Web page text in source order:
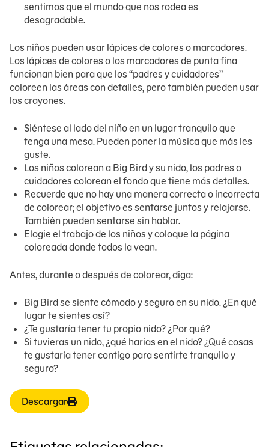
sentimos que el mundo que nos rodea es
desagradable.
Los niños pueden usar lápices de colores o marcadores.
Los lápices de colores o los marcadores de punta fina
funcionan bien para que los “padres y cuidadores”
coloreen las áreas con detalles, pero también pueden usar
los crayones.
Siéntese al lado del niño en un lugar tranquilo que
tenga una mesa. Pueden poner la música que más les
guste.
Los niños colorean a Big Bird y su nido, los padres o
cuidadores colorean el fondo que tiene más detalles.
Recuerde que no hay una manera correcta o incorrecta
de colorear; el objetivo es sentarse juntos y relajarse.
También pueden sentarse sin hablar.
Elogie el trabajo de los niños y coloque la página
coloreada donde todos la vean.
Antes, durante o después de colorear, diga:
Big Bird se siente cómodo y seguro en su nido. ¿En qué
lugar te sientes así?
¿Te gustaría tener tu propio nido? ¿Por qué?
Si tuvieras un nido, ¿qué harías en el nido? ¿Qué cosas
te gustaría tener contigo para sentirte tranquilo y
seguro?
Descargar